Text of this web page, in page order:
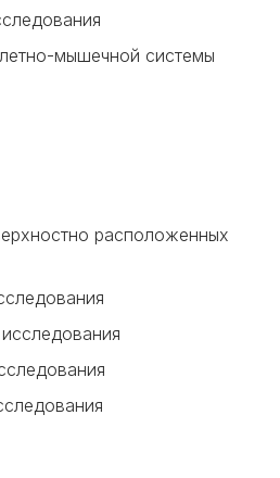
мышечной системы
расположенных